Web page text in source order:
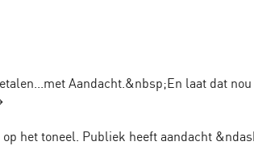
Aandacht.&nbsp;En laat dat
het toneel. Publiek heeft aandacht